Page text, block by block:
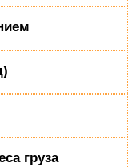
груза